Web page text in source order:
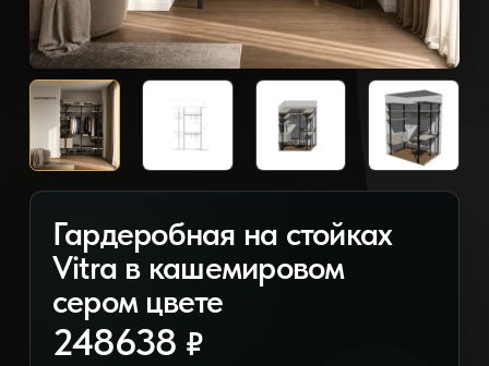
Гардеробная на стойках
Vitra в кашемировом
сером цвете
248638 ₽